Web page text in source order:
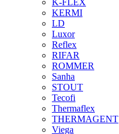
KERMI
LD
Luxor
Reflex
RIFAR
ROMMER
Sanha
STOUT
Tecofi
Thermaflex
THERMAGENT
Viega